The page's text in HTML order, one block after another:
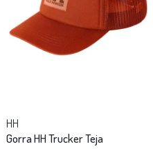
HH
Gorra HH Trucker Teja